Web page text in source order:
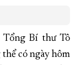
Tổng Bí thư Tô
có ngày hôm